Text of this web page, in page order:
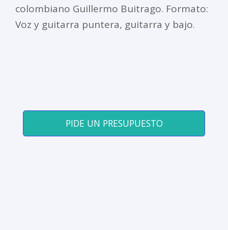
colombiano Guillermo Buitrago. Formato:
Voz y guitarra puntera, guitarra y bajo.
PIDE UN PRESUPUESTO